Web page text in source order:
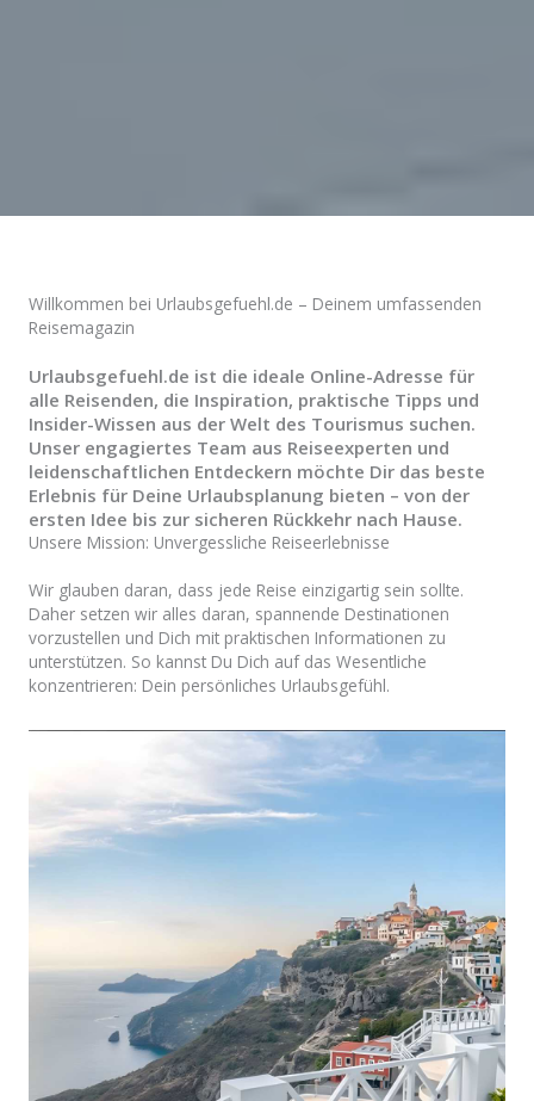
Willkommen bei Urlaubsgefuehl.de – Deinem umfassenden
Reisemagazin
Urlaubsgefuehl.de ist die ideale Online-Adresse für
alle Reisenden, die Inspiration, praktische Tipps und
Insider-Wissen aus der Welt des Tourismus suchen.
Unser engagiertes Team aus Reiseexperten und
leidenschaftlichen Entdeckern möchte Dir das beste
Erlebnis für Deine Urlaubsplanung bieten – von der
ersten Idee bis zur sicheren Rückkehr nach Hause.
Unsere Mission: Unvergessliche Reiseerlebnisse
Wir glauben daran, dass jede Reise einzigartig sein sollte.
Daher setzen wir alles daran, spannende Destinationen
vorzustellen und Dich mit praktischen Informationen zu
unterstützen. So kannst Du Dich auf das Wesentliche
konzentrieren: Dein persönliches Urlaubsgefühl.